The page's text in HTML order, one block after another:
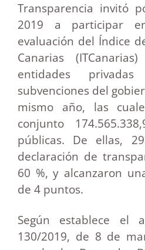
Transparencia invitó
2019 a participar
evaluación del Índice
Canarias
entidades
subvenciones del
mismo año, las
conjunto
públicas. De ellas,
declaración de
60 %, y alcanzaron
de 4 puntos.
Según establece el
130/2019, de 8 de